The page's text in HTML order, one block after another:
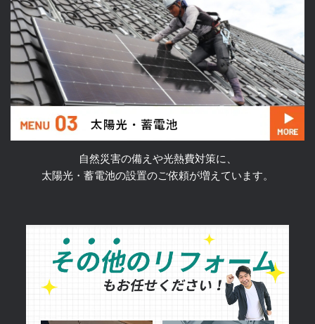
自然災害の備えや光熱費対策に、
太陽光・蓄電池の設置のご依頼が増えています。